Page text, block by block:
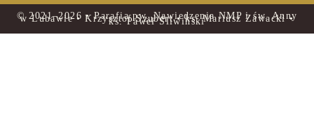
© 2021–2026 • Parafia pw. Nawiedzenia NMP i św. Anny
w Lubawie • Krzysztof Szubert • ks. Mariusz Zawacki •
ks. Paweł Śliwiński